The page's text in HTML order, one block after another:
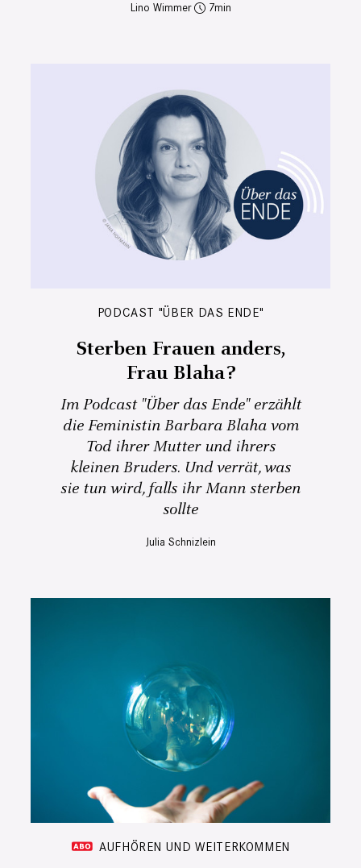
Lino Wimmer 7
PODCAST "ÜBER DAS ENDE"
Sterben Frauen anders,
Frau Blaha?
Im Podcast "Über das Ende" erzählt
die Feministin Barbara Blaha vom
Tod ihrer Mutter und ihrers
kleinen Bruders. Und verrät, was
sie tun wird, falls ihr Mann sterben
sollte
Julia Schnizlein
AUFHÖREN UND WEITERKOMMEN